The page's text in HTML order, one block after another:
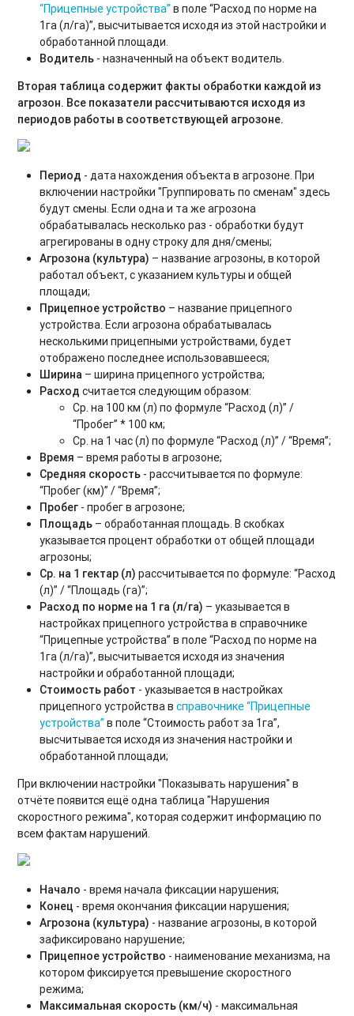
“Прицепные устройства” в поле “Расход по норме на
1га (л/га)”, высчитывается исходя из этой настройки и
обработанной площади.
Водитель - назначенный на объект водитель.
Вторая таблица содержит факты обработки каждой из
агрозон. Все показатели рассчитываются исходя из
периодов работы в соответствующей агрозоне.
Период - дата нахождения объекта в агрозоне. При
включении настройки "Группировать по сменам" здесь
будут смены. Если одна и та же агрозона
обрабатывалась несколько раз - обработки будут
агрегированы в одну строку для дня/смены;
Агрозона (культура) – название агрозоны, в которой
работал объект, с указанием культуры и общей
площади;
Прицепное устройство – название прицепного
устройства. Если агрозона обрабатывалась
несколькими прицепными устройствами, будет
отображено последнее использовавшееся;
Ширина – ширина прицепного устройства;
Расход считается следующим образом:
Ср. на 100 км (л) по формуле “Расход (л)” /
“Пробег” * 100 км;
Ср. на 1 час (л) по формуле “Расход (л)” / “Время”;
Время – время работы в агрозоне;
Средняя скорость - рассчитывается по формуле:
“Пробег (км)” / “Время”;
Пробег - пробег в агрозоне;
Площадь – обработанная площадь. В скобках
указывается процент обработки от общей площади
агрозоны;
Ср. на 1 гектар (л) рассчитывается по формуле: “Расход
(л)” / “Площадь (га)”;
Расход по норме на 1 га (л/га) – указывается в
настройках прицепного устройства в справочнике
“Прицепные устройства” в поле “Расход по норме на
1га (л/га)”, высчитывается исходя из значения
настройки и обработанной площади;
Стоимость работ - указывается в настройках
прицепного устройства всправочнике “Прицепные
устройства” в поле “Стоимость работ за 1га”,
высчитывается исходя из значения настройки и
обработанной площади;
При включении настройки "Показывать нарушения" в
отчёте появится ещё одна таблица "Нарушения
скоростного режима", которая содержит информацию по
всем фактам нарушений.
Начало - время начала фиксации нарушения;
Конец - время окончания фиксации нарушения;
Агрозона (культура) - название агрозоны, в которой
зафиксировано нарушение;
Прицепное устройство - наименование механизма, на
котором фиксируется превышение скоростного
режима;
Максимальная скорость (км/ч) - максимальная